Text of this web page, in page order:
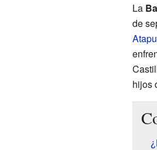
La
de
hijos